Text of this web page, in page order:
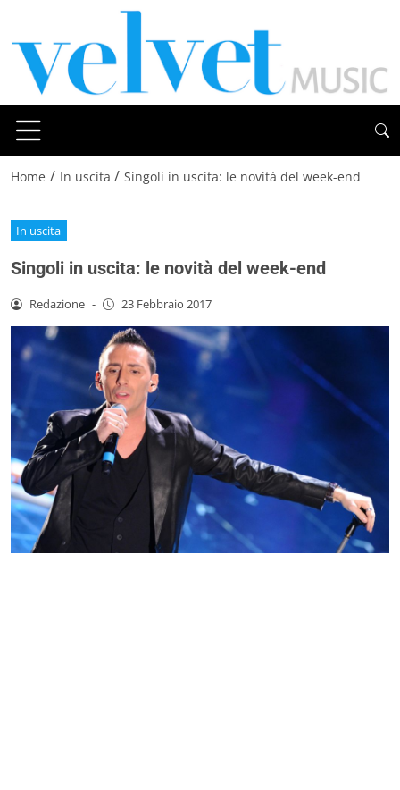
Home / In uscita / Singoli in uscita: le novità del week-end
In uscita
Singoli in uscita: le novità del week-end
Redazione - 23 Febbraio 2017